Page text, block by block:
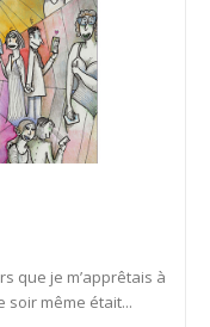
que je m’apprêtais à
soir même était...